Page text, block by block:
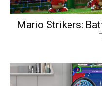
Mario Strikers: